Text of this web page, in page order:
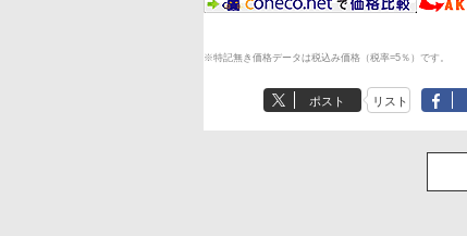
※特記無き価格データは税込み価格（税率=5％）です。
ポスト リスト